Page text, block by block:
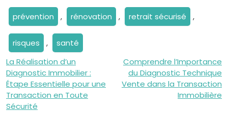
prévention , rénovation , retrait sécurisé ,
risques , santé
Navigation
de
l’article
La Réalisation d’un
Diagnostic Immobilier :
Étape Essentielle pour une
Transaction en Toute
Sécurité
Comprendre l’Importance
du Diagnostic Technique
Vente dans la Transaction
Immobilière